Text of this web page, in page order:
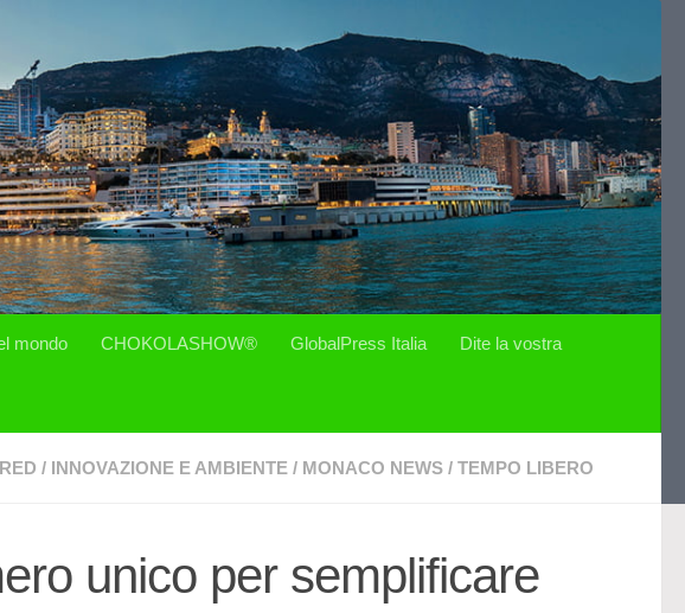
mondo CHOKOLASHOW® GlobalPress Italia Dite la vostra
/ INNOVAZIONE E AMBIENTE / MONACO NEWS / TEMPO LIBERO
unico per semplificare